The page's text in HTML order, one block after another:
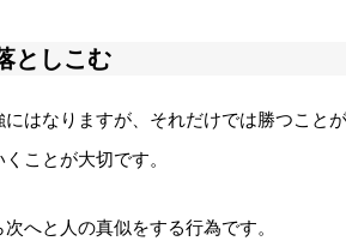
としこむ
にはなりますが、それだけでは勝つこと
ことが大切です。
へと人の真似をする行為です。